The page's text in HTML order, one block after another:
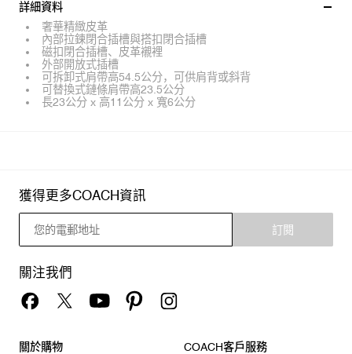
詳細資料
奢華精緻皮革
內部拉鍊閉合插槽與搭扣閉合插槽
磁扣閉合插槽、皮革襯裡
外部開放式插槽
可拆卸式肩帶高54.5公分，可供肩背或斜背
可替換式鏈條肩帶高23.5公分
長23公分 x 高11公分 x 寬6公分
獲得更多COACH資訊
訂閱
關注我們
關於購物 COACH客戶服務